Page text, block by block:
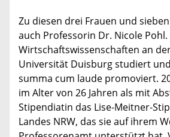
Zu diesen drei Frauen und
auch Professorin Dr. Nicole
Wirtschaftswissenschaften an
Universität Duisburg studiert
summa cum laude promoviert.
im Alter von 26 Jahren als mit
Stipendiatin das Lise-Meitner-
Landes NRW, das sie auf ihrem